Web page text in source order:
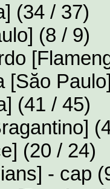
(34 / 37)
(8 / 9)
[Săo
(41 / 45)
(20 / 24)
- cap